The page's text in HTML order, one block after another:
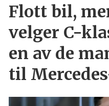
Flott bil,
velger C-
en av de
til